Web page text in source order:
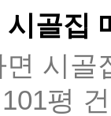
시골집
시
평